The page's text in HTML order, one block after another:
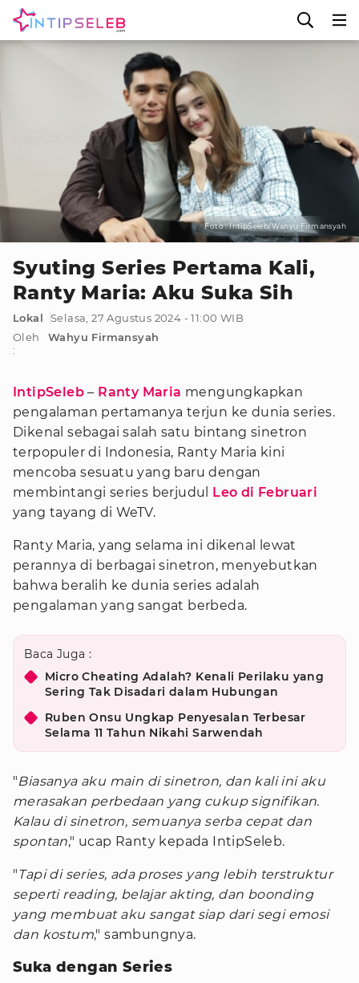
Foto : IntipSeleb/Wahyu Firmansyah
Syuting Series Pertama Kali,
Ranty Maria: Aku Suka Sih
Lokal
Selasa, 27 Agustus 2024 - 11:00 WIB
Oleh
:
Wahyu Firmansyah
IntipSeleb – Ranty Maria mengungkapkan
pengalaman pertamanya terjun ke dunia series.
Dikenal sebagai salah satu bintang sinetron
terpopuler di Indonesia, Ranty Maria kini
mencoba sesuatu yang baru dengan
membintangi series berjudul Leo di Februari
yang tayang di WeTV.
Ranty Maria, yang selama ini dikenal lewat
perannya di berbagai sinetron, menyebutkan
bahwa beralih ke dunia series adalah
pengalaman yang sangat berbeda.
Baca Juga :
Micro Cheating Adalah? Kenali Perilaku yang
Sering Tak Disadari dalam Hubungan
Ruben Onsu Ungkap Penyesalan Terbesar
Selama 11 Tahun Nikahi Sarwendah
"Biasanya aku main di sinetron, dan kali ini aku
merasakan perbedaan yang cukup signifikan.
Kalau di sinetron, semuanya serba cepat dan
spontan," ucap Ranty kepada IntipSeleb.
"Tapi di series, ada proses yang lebih terstruktur
seperti reading, belajar akting, dan boonding
yang membuat aku sangat siap dari segi emosi
dan kostum," sambungnya.
Suka dengan Series